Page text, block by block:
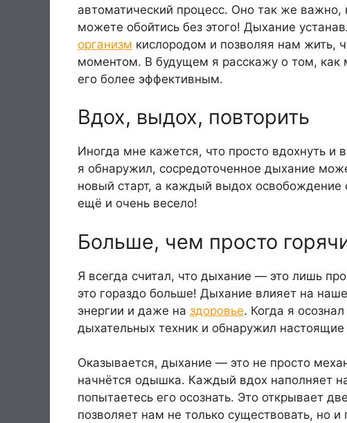
автоматический процесс. Оно так же
можете обойтись без этого! Дыхание
организм кислородом и позволяя нам жить,
моментом. В будущем я расскажу о том, как
его более эффективным.
Вдох, выдох, повторить
Иногда мне кажется, что просто вдохнуть
я обнаружил, сосредоточенное дыхание
новый старт, а каждый выдох
ещё и очень весело!
Больше, чем просто
Я всегда считал, что дыхание — это лишь
это гораздо больше! Дыхание влияет на
энергии и даже на здоровье. Когда я
дыхательных техник и обнаружил
Оказывается, дыхание — это не просто
начнётся одышка. Каждый вдох наполняет
попытаетесь его осознать. Это открывает
позволяет нам не только существовать, но